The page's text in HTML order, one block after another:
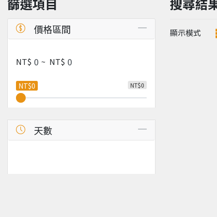
篩選項目
價格區間
NT$ ~ NT$
NT$0
NT$0
天數
搜尋結
顯示模式